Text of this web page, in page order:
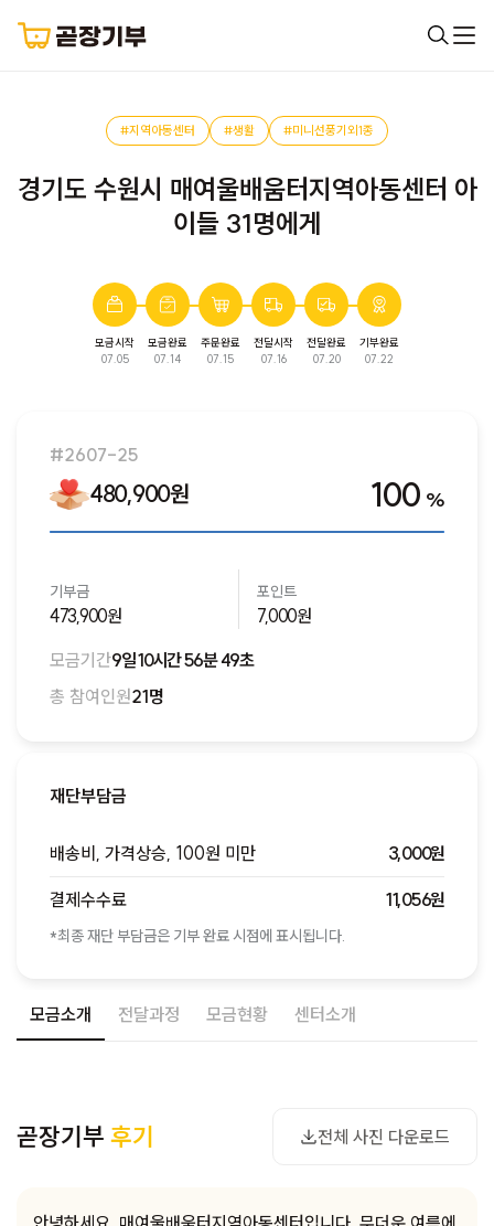
#지역아동센터 #생활 #미니선풍기외1종
경기도 수원시 매여울배움터지역아동센터 아
이들 31명에게
모금시작
07.05
모금완료
07.14
주문완료
07.15
전달시작
07.16
전달완료
07.20
기부완료
07.22
모금소개 전달과정 모금현황 센터소개
곧장기부 후기 전체 사진 다운로드
사진 다운로드
완료된 모금입니다. 다음 모금에서 만나요!
#2607-25
480,900원 100 %
기부금
473,900원
포인트
7,000원
모금기간9일 10시간 56분 49초
총 참여인원21명
재단부담금
배송비, 가격상승, 100원 미만 3,000원
결제수수료 11,056원
*최종 재단 부담금은 기부 완료 시점에 표시됩니다.